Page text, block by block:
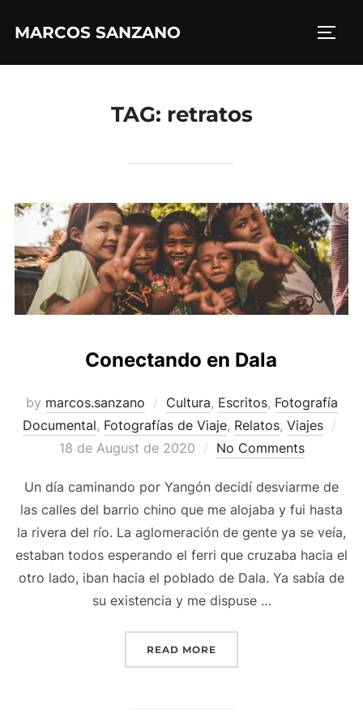
MARCOS SANZANO
TAG: retratos
Conectando en Dala
by marcos.sanzano Cultura, Escritos, Fotografía
Documental, Fotografías de Viaje, Relatos, Viajes
18 de August de 2020
No Comments
Un día caminando por Yangón decidí desviarme de
las calles del barrio chino que me alojaba y fui hasta
la rivera del río. La aglomeración de gente ya se veía,
estaban todos esperando el ferri que cruzaba hacia el
otro lado, iban hacia el poblado de Dala. Ya sabía de
su existencia y me dispuse …
READ MORE